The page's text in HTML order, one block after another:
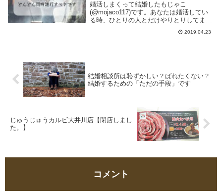
婚活しまくって結婚したもじゃこ
(@mojaco117)です。あなたは婚活してい
る時、ひとりの人とだけやりとりしてます
か？それとも複数の人と会ったりやりとり
したりしていますか？わたしは何も気にせ
2019.04.23
結婚相談所は恥ずかしい？ばれたくない？
結婚するための「ただの手段」です
じゅうじゅうカルビ大井川店【閉店しまし
た。】
コメント